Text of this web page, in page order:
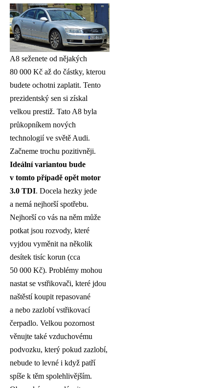
A8 seženete od nějakých
80 000 Kč až do částky, kterou
budete ochotni zaplatit. Tento
prezidentský sen si získal
velkou prestiž. Tato A8 byla
průkopníkem nových
technologií ve světě Audi.
Začneme trochu pozitivněji.
Ideální variantou bude
v tomto případě opět motor
3.0 TDI. Docela hezky jede
a nemá nejhorší spotřebu.
Nejhorší co vás na něm může
potkat jsou rozvody, které
vyjdou vyměnit na několik
desítek tisíc korun (cca
50 000 Kč). Problémy mohou
nastat se vstřikovači, které jdou
naštěstí koupit repasované
a nebo zazlobí vstřikovací
čerpadlo. Velkou pozornost
věnujte také vzduchovému
podvozku, který pokud zazlobí,
nebude to levné i když patří
spíše k těm spolehlivějším.